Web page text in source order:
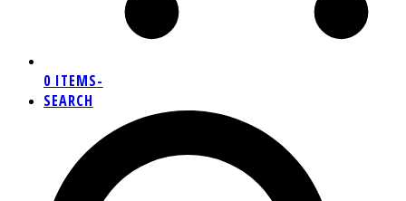
0 ITEMS-
SEARCH